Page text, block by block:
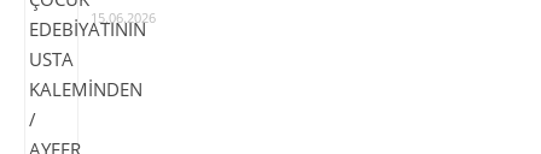
15.06.2026